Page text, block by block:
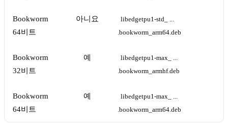
Bookworm
64비트
아니요
libedgetpu1-std_ ...
.bookworm_arm64.deb
Bookworm
32비트
예
libedgetpu1-max_ ...
.bookworm_armhf.deb
Bookworm
64비트
예
libedgetpu1-max_ ...
.bookworm_arm64.deb